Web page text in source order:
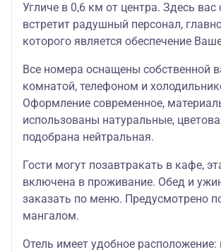
Угличе в 0,6 км от центра. Здесь вас
встретит радушный персонал,
которого является обеспечение
Все номера оснащены собственной
комнатой, телефоном и
Оформление современное,
использованы натуральные,
подобрана нейтральная.
Гости могут позавтракать в кафе,
включена в проживание. Обед и
заказать по меню. Предусмотрено
мангалом.
Отель имеет удобное расположение: